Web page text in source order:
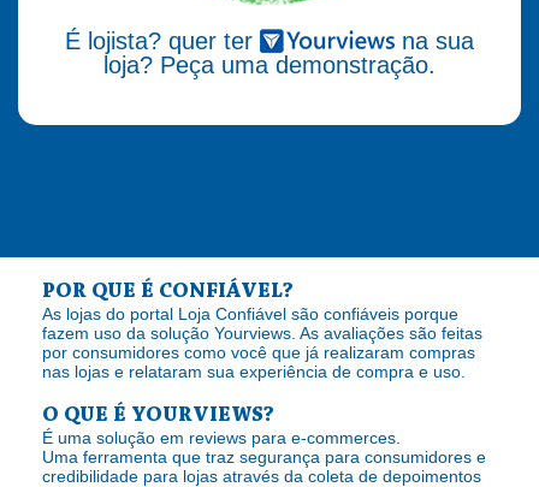
É lojista? quer ter
na sua
loja? Peça uma demonstração.
POR QUE É CONFIÁVEL?
As lojas do portal Loja Confiável são confiáveis porque
fazem uso da solução Yourviews. As avaliações são feitas
por consumidores como você que já realizaram compras
nas lojas e relataram sua experiência de compra e uso.
O QUE É YOURVIEWS?
É uma solução em reviews para e-commerces.
Uma ferramenta que traz segurança para consumidores e
credibilidade para lojas através da coleta de depoimentos